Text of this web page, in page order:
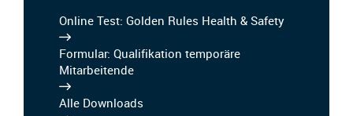
Online Test: Golden Rules Health & Safety
Formular: Qualifikation temporäre
Mitarbeitende
Alle Downloads